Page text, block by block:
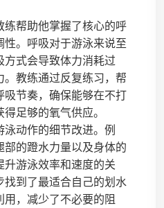
帮助他掌握了核心的呼
。呼吸对于游泳来说至
式会导致体力消耗过
教练通过反复练习，帮
节奏，确保能够在不打
足够的氧气供应。
泳动作的细节改进。例
的蹬水力量以及身体的
游泳效率和速度的关
到了最适合自己的划水
，减少了不必要的阻